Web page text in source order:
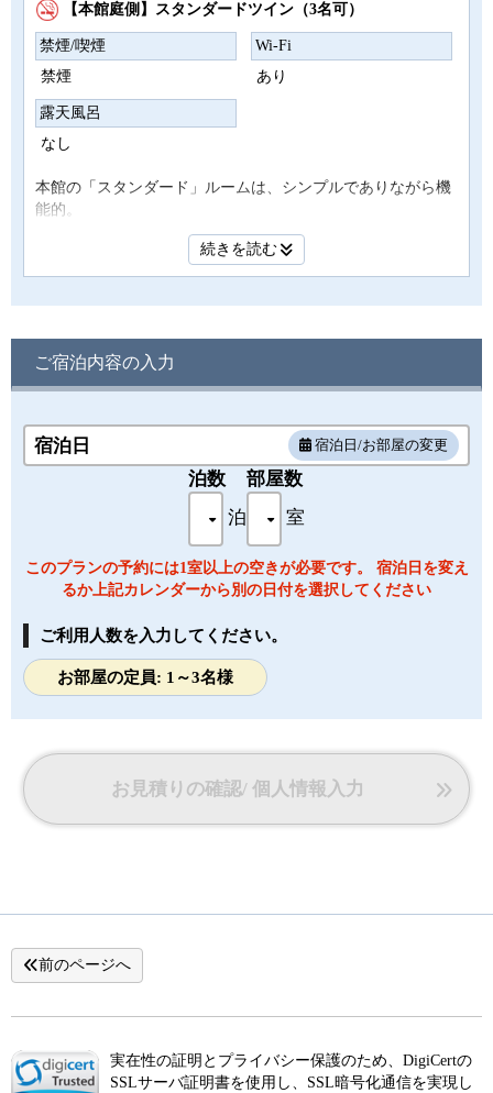
【本館庭側】スタンダードツイン（3名可）
禁煙/喫煙
禁煙
Wi-Fi
あり
露天風呂
なし
本館の「スタンダード」ルームは、シンプルでありながら機
能的。
まさに「スタンダード」なお時間をお約束します。
スタンダードツインはチャペルガーデン・別館温泉館”ぺルラ
ゆったりとした時間をお楽しみ下さい。
・お部屋タイプ：本館 スタンダードツイン
・面積：26㎡
・定員：1～3名 シングルベッド（110ｃｍ×195ｃｍ）2台
・ＩＮ 15：00～ OUT ～11：00
・アメニティ：ハンドタオル / バスタオル / シャンプー・リ
ンス / ボディーソープ / 歯ブラシ / 髭そり
・備品・設備：ドライヤー / 液晶テレビ / 浴衣 / ポット / スリ
ッパ / 温泉洗浄トイレ / 冷蔵庫
※客室内にて多少段差がございます。客室のお湯は温泉では
ございません。予めご了承ください。
続きを読む
ご宿泊内容の入力
宿泊日 宿泊日/お部屋の変更
泊数
泊
部屋数
室
このプランの予約には1室以上の空きが必要です。 宿泊日を変え
るか上記カレンダーから別の日付を選択してください
ご利用人数を入力してください。
お部屋の定員: 1～3名様
お見積りの確認/ 個人情報入力
前のページへ
実在性の証明とプライバシー保護のため、DigiCertの
SSLサーバ証明書を使用し、SSL暗号化通信を実現し